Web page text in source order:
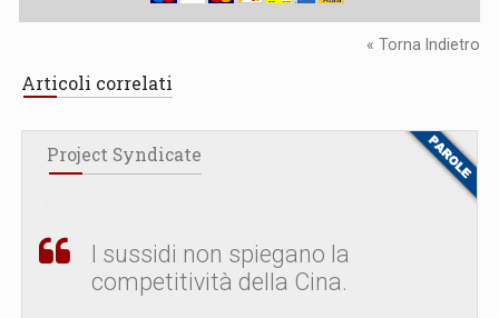
« Torna Indietro
Articoli correlati
Project Syndicate
I sussidi non spiegano la
competitività della Cina.